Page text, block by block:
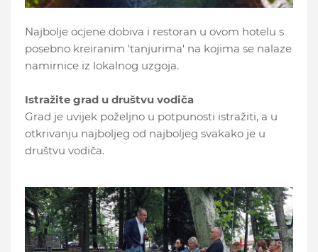
Najbolje ocjene dobiva i restoran u ovom hotelu s
posebno kreiranim 'tanjurima' na kojima se nalaze
namirnice iz lokalnog uzgoja.
Istražite grad u društvu vodiča
Grad je uvijek poželjno u potpunosti istražiti, a u
otkrivanju najboljeg od najboljeg svakako je u
društvu vodiča.